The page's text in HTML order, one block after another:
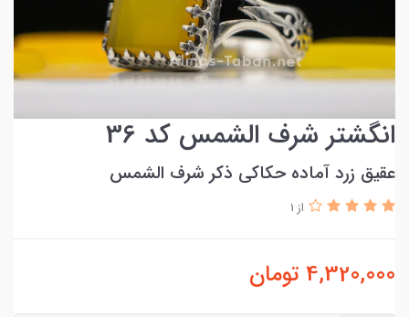
انگشتر شرف الشمس کد 36
عقیق زرد آماده حکاکی ذکر شرف الشمس
از 1
4,320,000 تومان